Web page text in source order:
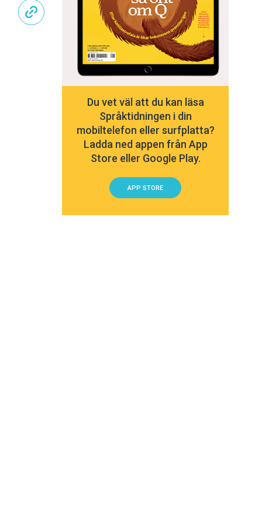
Du vet väl att du kan läsa
Språktidningen i din
mobiltelefon eller surfplatta?
Ladda ned appen från App
Store eller Google Play.
APP STORE